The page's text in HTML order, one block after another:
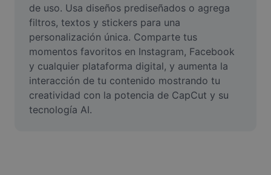
Video Editor
Trim Video
Add Subtitles To Video
Video Converter
de uso. Usa diseños prediseñados o agrega
filtros, textos y stickers para una
personalización única. Comparte tus
momentos favoritos en Instagram, Facebook
y cualquier plataforma digital, y aumenta la
interacción de tu contenido mostrando tu
creatividad con la potencia de CapCut y su
tecnología AI.